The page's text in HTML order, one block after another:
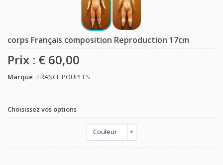
corps Français composition Reproduction 17cm
Prix : € 60,00
Marque : FRANCE POUPEES
Choisissez vos options
Couleur